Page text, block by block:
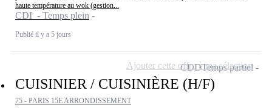
haute température au wok (gestion...
CDI - Temps plein
Publié il y a 5 jours
CUISINIER / CUISINIÈRE (H/F)
75 - PARIS 15E ARRONDISSEMENT
CDDTemps partiel
Ajouter cette offre à ma sélection